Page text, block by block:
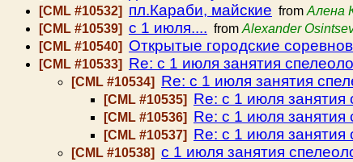
[CML #10532] пл.Караби, майские from Алена
[CML #10539] с 1 июля.... from Alexander
[CML #10540] Открытые городские
[CML #10533] Re: с 1 июля занятия
[CML #10534] Re: с 1 июля занятия
[CML #10535] Re: с 1 июля занятия
[CML #10536] Re: с 1 июля занятия
[CML #10537] Re: с 1 июля занятия
[CML #10538] с 1 июля занятия